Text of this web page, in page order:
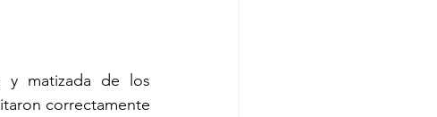
y matizada de los
correctamente